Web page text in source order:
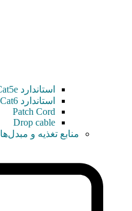
استاندارد Cat5e
استاندارد Cat6
Patch Cord
Drop cable
منابع تغذیه و مبدل‌ها